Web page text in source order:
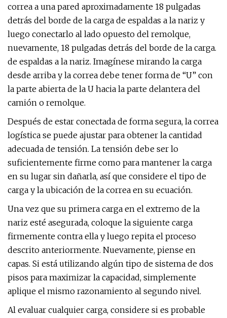
correa a una pared aproximadamente 18 pulgadas
detrás del borde de la carga de espaldas a la nariz y
luego conectarlo al lado opuesto del remolque,
nuevamente, 18 pulgadas detrás del borde de la carga.
de espaldas a la nariz. Imagínese mirando la carga
desde arriba y la correa debe tener forma de “U” con
la parte abierta de la U hacia la parte delantera del
camión o remolque.
Después de estar conectada de forma segura, la correa
logística se puede ajustar para obtener la cantidad
adecuada de tensión. La tensión debe ser lo
suficientemente firme como para mantener la carga
en su lugar sin dañarla, así que considere el tipo de
carga y la ubicación de la correa en su ecuación.
Una vez que su primera carga en el extremo de la
nariz esté asegurada, coloque la siguiente carga
firmemente contra ella y luego repita el proceso
descrito anteriormente. Nuevamente, piense en
capas. Si está utilizando algún tipo de sistema de dos
pisos para maximizar la capacidad, simplemente
aplique el mismo razonamiento al segundo nivel.
Al evaluar cualquier carga, considere si es probable